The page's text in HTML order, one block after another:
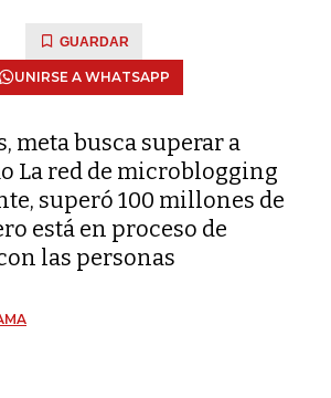
GUARDAR
UNIRSE A WHATSAPP
meta busca superar a
La red de microblogging
superó 100 millones de
está en proceso de
las personas